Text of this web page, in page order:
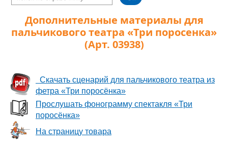
Дополнительные материалы для
пальчикового театра «Три поросенка»
(Арт. 03938)
Скачать сценарий для пальчикового театра из
фетра «Три поросёнка»
Прослушать фонограмму спектакля «Три
поросёнка»
На страницу товара